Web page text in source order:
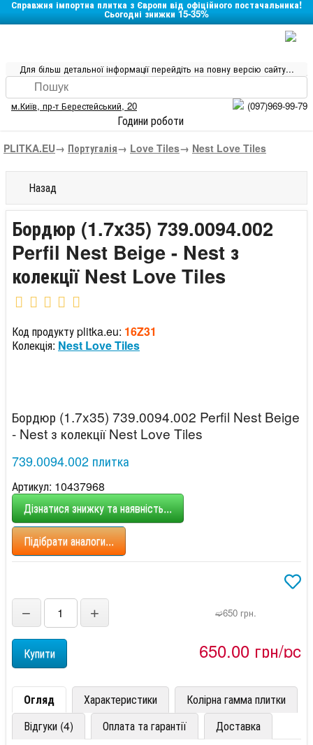
Справжня імпортна плитка з Європи від офіційного постачальника!
Сьогодні знижки 15-35%
Для більш детальної інформації перейдіть на повну версію сайту...
м.Київ, пр-т Берестейський, 20 (097)969-99-79
Години роботи
PLITKA.EU→ Португалія→ Love Tiles→ Nest Love Tiles
Назад
Бордюр (1.7x35) 739.0094.002
Perfil Nest Beige - Nest з
колекції Nest Love Tiles
Код продукту plitka.eu: 16Z31
Колекція: Nest Love Tiles
Бордюр (1.7x35) 739.0094.002 Perfil Nest Beige
- Nest з колекції Nest Love Tiles
739.0094.002 плитка
Артикул: 10437968
Дізнатися знижку та наявність...
Підібрати аналоги...
− + ➫650 грн.
650,00 грн/pc
Огляд Характеристики
Колірна гамма плитки
Відгуки (4)
Оплата та гарантії Доставка